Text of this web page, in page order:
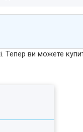
Тепер ви можете